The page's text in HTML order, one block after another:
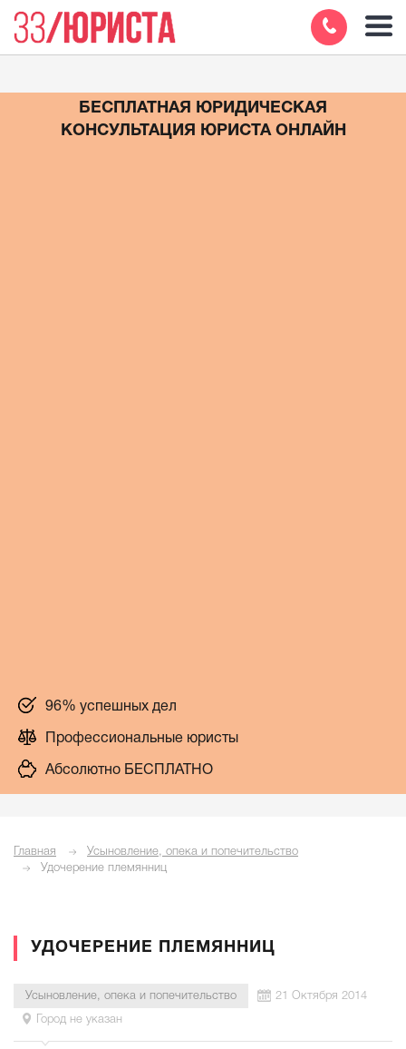
БЕСПЛАТНАЯ ЮРИДИЧЕСКАЯ
КОНСУЛЬТАЦИЯ ЮРИСТА ОНЛАЙН
96% успешных дел
Профессиональные юристы
Абсолютно БЕСПЛАТНО
Главная
Усыновление, опека и попечительство
Удочерение племянниц
УДОЧЕРЕНИЕ ПЛЕМЯННИЦ
Усыновление, опека и попечительство 21 Октября 2014
Город не указан